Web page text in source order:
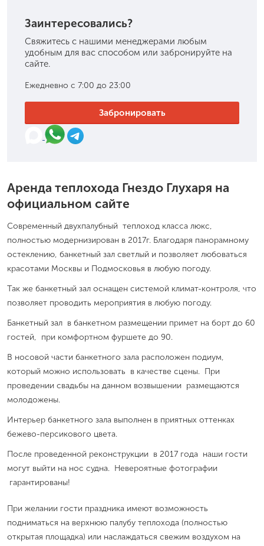
Заинтересовались?
Свяжитесь с нашими менеджерами любым
удобным для вас способом или забронируйте на
сайте.
Ежедневно с 7:00 до 23:00
Забронировать
Аренда теплохода Гнездо Глухаря на
официальном сайте
Современный двухпалубный теплоход класса люкс,
полностью модернизирован в 2017г. Благодаря панорамному
остеклению, банкетный зал светлый и позволяет любоваться
красотами Москвы и Подмосковья в любую погоду.
Так же банкетный зал оснащен системой климат-контроля, что
позволяет проводить мероприятия в любую погоду.
Банкетный зал в банкетном размещении примет на борт до 60
гостей, при комфортном фуршете до 90.
В носовой части банкетного зала расположен подиум,
который можно использовать в качестве сцены. При
проведении свадьбы на данном возвышении размещаются
молодожены.
Интерьер банкетного зала выполнен в приятных оттенках
бежево-персикового цвета.
После проведенной реконструкции в 2017 года наши гости
могут выйти на нос судна. Невероятные фотографии
гарантированы!
При желании гости праздника имеют возможность
подниматься на верхнюю палубу теплохода (полностью
открытая площадка) или наслаждаться свежим воздухом на